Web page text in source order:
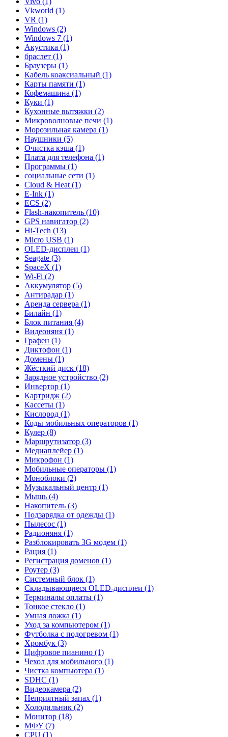
Vkworld (1)
VR (1)
Windows (2)
Windows 7 (1)
Акустика (1)
браслет (1)
Браузеры (1)
Кабель коаксиальный (1)
Карты памяти (1)
Кофемашина (1)
Куки (1)
Кухонные вытяжки (2)
Микроволновые печи (1)
Морозильная камера (1)
Наушники (5)
Очистка кэша (1)
Плата для телефона (1)
Программы (1)
социальные сети (1)
Cloud & Heat (1)
E-Ink (1)
ECS (2)
Flash-накопитель (10)
GPS навигатор (2)
Hi-Tech (13)
Micro USB (1)
OLED-дисплеи (1)
Seagate (3)
SpaceX (1)
Wi-Fi (2)
Аккумулятор (5)
Антирадар (1)
Аренда сервера (1)
Билайн (1)
Блок питания (4)
Видеоняня (1)
Графен (1)
Диктофон (1)
Домены (1)
Жёсткий диск (18)
Зарядное устройство (2)
Инвертор (1)
Картридж (2)
Кассеты (1)
Кислород (1)
Коды мобильных операторов (1)
Кулер (8)
Маршрутизатор (3)
Медиаплейер (1)
Микрофон (1)
Мобильные операторы (1)
Моноблоки (2)
Музыкальный центр (1)
Мышь (4)
Накопитель (3)
Подзарядка от одежды (1)
Пылесос (1)
Радионяня (1)
Разблокировать 3G модем (1)
Рация (1)
Регистрация доменов (1)
Роутер (3)
Системный блок (1)
Складывающиеся OLED-дисплеи (1)
Терминалы оплаты (1)
Тонкое стекло (1)
Умная ложка (1)
Уход за компьютером (1)
Футболка с подогревом (1)
Хромбук (3)
Цифровое пианино (1)
Чехол для мобильного (1)
Чистка компьютера (1)
SDHC (1)
Видеокамера (2)
Неприятный запах (1)
Холодильник (2)
Монитор (18)
МФУ (7)
CPU (1)